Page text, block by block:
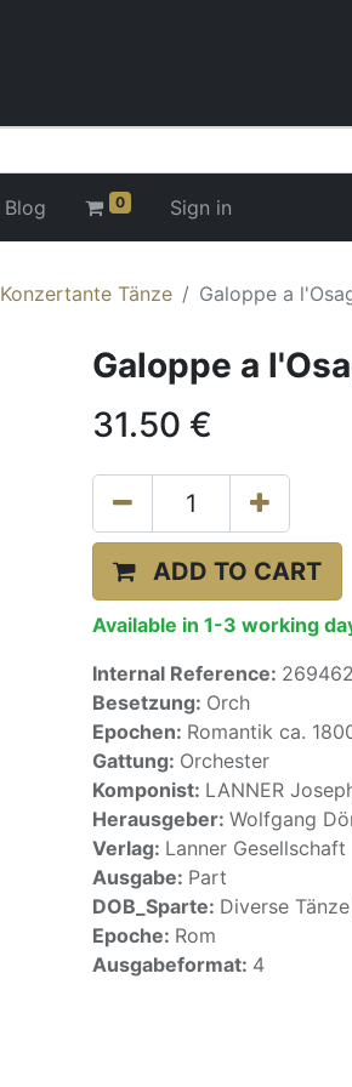
Blog 0 Sign in
Konzertante Tänze Galoppe a
Galoppe a
31.50 €
ADD TO CART
Available in 1-3 working
Internal Reference: 269462
Besetzung: Orch
Epochen: Romantik ca.
Gattung: Orchester
Komponist: LANNER
Herausgeber: Wolfgang
Verlag: Lanner Gesellschaft
Ausgabe: Part
DOB_Sparte: Diverse
Epoche: Rom
Ausgabeformat: 4